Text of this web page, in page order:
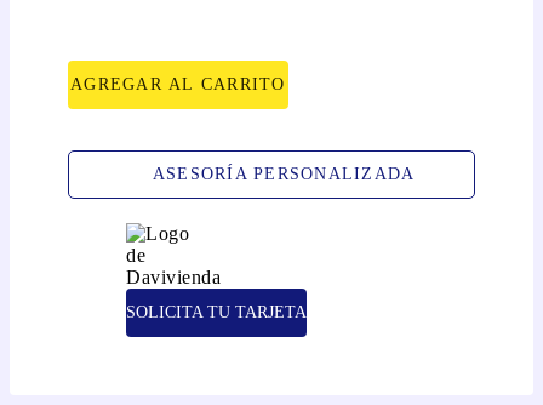
AGREGAR AL CARRITO
ASESORÍA PERSONALIZADA
SOLICITA TU TARJETA